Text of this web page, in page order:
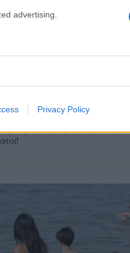
advertising.
Privacy Policy
θάλασσα!
24/08 είναι ιδανικός για
χώρας, όμως χρειάζεται